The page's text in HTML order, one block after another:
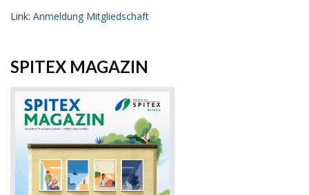
Link: Anmeldung Mitgliedschaft
SPITEX MAGAZIN